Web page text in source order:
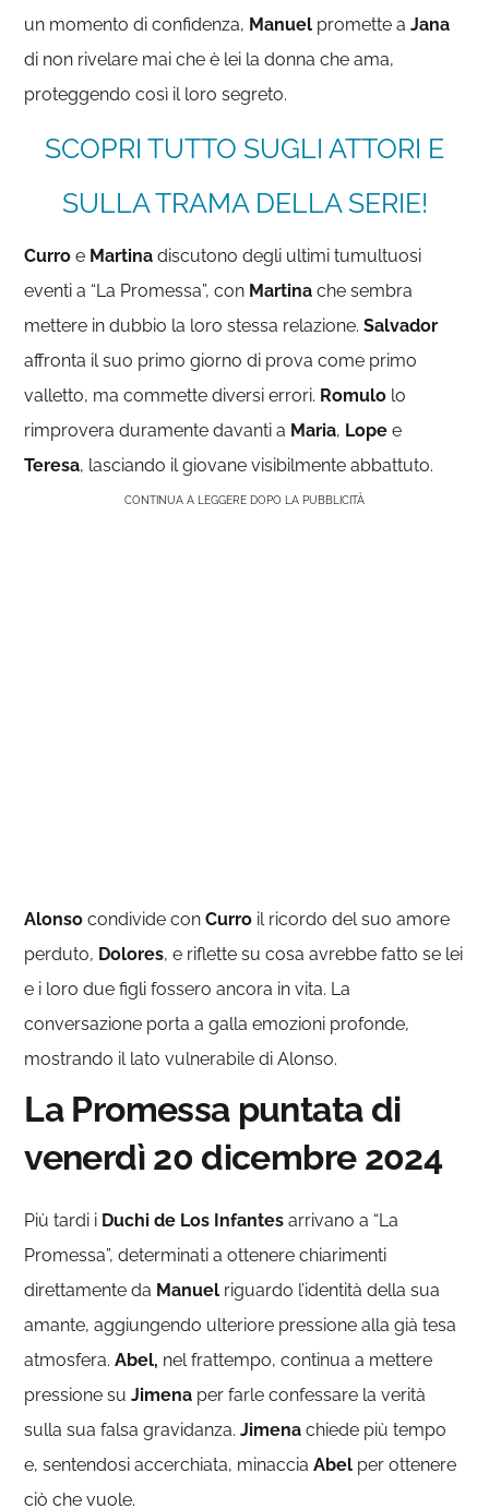
un momento di confidenza, Manuel promette aJana
di non rivelare mai che è lei la donna che ama,
proteggendo così il loro segreto.
SCOPRI TUTTO SUGLI ATTORI E
SULLA TRAMA DELLA SERIE!
Curro e Martina discutono degli ultimi tumultuosi
eventi a “La Promessa”, con Martina che sembra
mettere in dubbio la loro stessa relazione.Salvador
affronta il suo primo giorno di prova come primo
valletto, ma commette diversi errori. Romulo lo
rimprovera duramente davanti a Maria, Lope e
Teresa, lasciando il giovane visibilmente abbattuto.
CONTINUA A LEGGERE DOPO LA PUBBLICITÀ
Alonso condivide conCurro il ricordo del suo amore
perduto, Dolores, e riflette su cosa avrebbe fatto se lei
e i loro due figli fossero ancora in vita. La
conversazione porta a galla emozioni profonde,
mostrando il lato vulnerabile di Alonso.
La Promessa puntata di
venerdì 20 dicembre 2024
Più tardi i Duchi de Los Infantes arrivano a “La
Promessa”, determinati a ottenere chiarimenti
direttamente da Manuel riguardo l’identità della sua
amante, aggiungendo ulteriore pressione alla già tesa
atmosfera.Abel, nel frattempo, continua a mettere
pressione suJimena per farle confessare la verità
sulla sua falsa gravidanza.Jimena chiede più tempo
e, sentendosi accerchiata, minacciaAbel per ottenere
ciò che vuole.